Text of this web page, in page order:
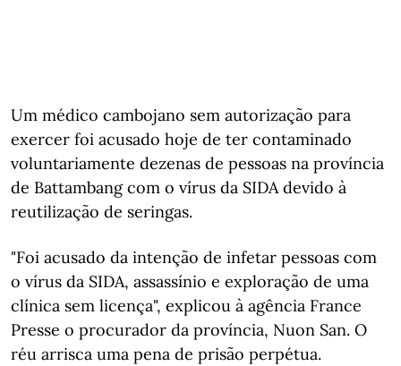
Um médico cambojano sem autorização para
exercer foi acusado hoje de ter contaminado
voluntariamente dezenas de pessoas na província
de Battambang com o vírus da SIDA devido à
reutilização de seringas.
"Foi acusado da intenção de infetar pessoas com
o vírus da SIDA, assassínio e exploração de uma
clínica sem licença", explicou à agência France
Presse o procurador da província, Nuon San. O
réu arrisca uma pena de prisão perpétua.